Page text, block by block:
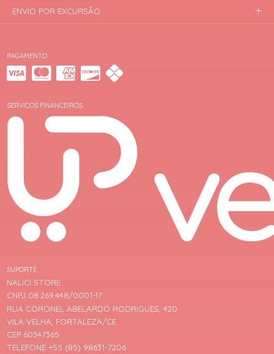
PAGAMENTO
SERVIÇOS FINANCEIROS
SUPORTE
NALICI STORE
CNPJ 08.269.448/0001-17
RUA CORONEL ABELARDO RODRIGUES, 420
VILA VELHA, FORTALEZA/CE
CEP 60347365
TELEFONE +55 (85) 98631-7206
ENVIO POR EXCURSÃO